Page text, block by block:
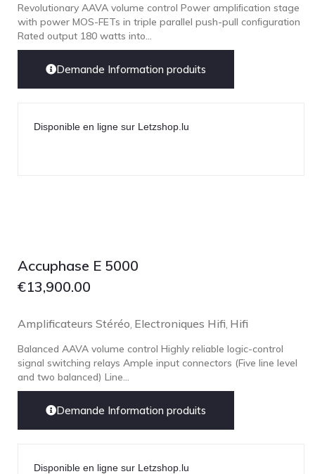
Revolutionary AAVA volume control Power ampliﬁcation stage
with power MOS-FETs in triple parallel push-pull conﬁguration
Rated output 180 watts into...
Demande Information produits
Disponible en ligne sur Letzshop.lu
Accuphase E 5000
€13,900.00
Amplificateurs Stéréo Electroniques Hifi Hifi
Balanced AAVA volume control Highly reliable logic-control
signal switching relays Ample input connectors (Five line level
and two balanced) Line...
Demande Information produits
Disponible en ligne sur Letzshop.lu